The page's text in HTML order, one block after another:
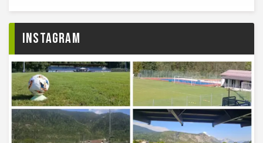
Instagram